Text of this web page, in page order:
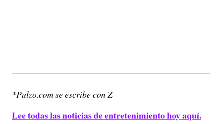
*Pulzo.com se escribe con Z
Lee todas las noticias de entretenimiento hoy aquí.